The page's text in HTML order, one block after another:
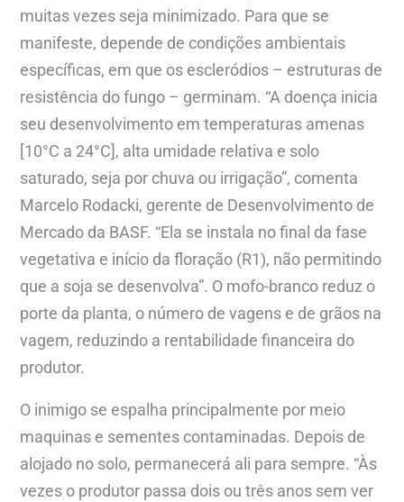
muitas vezes seja minimizado. Para que se
manifeste, depende de condições ambientais
específicas, em que os escleródios – estruturas de
resistência do fungo – germinam. “A doença inicia
seu desenvolvimento em temperaturas amenas
[10°C a 24°C], alta umidade relativa e solo
saturado, seja por chuva ou irrigação”, comenta
Marcelo Rodacki, gerente de Desenvolvimento de
Mercado da BASF. “Ela se instala no final da fase
vegetativa e início da floração (R1), não permitindo
que a soja se desenvolva”. O mofo-branco reduz o
porte da planta, o número de vagens e de grãos na
vagem, reduzindo a rentabilidade financeira do
produtor.
O inimigo se espalha principalmente por meio
maquinas e sementes contaminadas. Depois de
alojado no solo, permanecerá ali para sempre. “Às
vezes o produtor passa dois ou três anos sem ver